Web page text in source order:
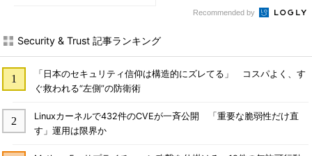
Recommended by
Security & Trust 記事ランキング
「日本のセキュリティ信仰は構造的にズレてる」 コスパよく、す
ぐ救われる“左側”の防衛術
Linuxカーネルで432件のCVEが一斉公開 「重要な脆弱性だけ直
す」運用は限界か